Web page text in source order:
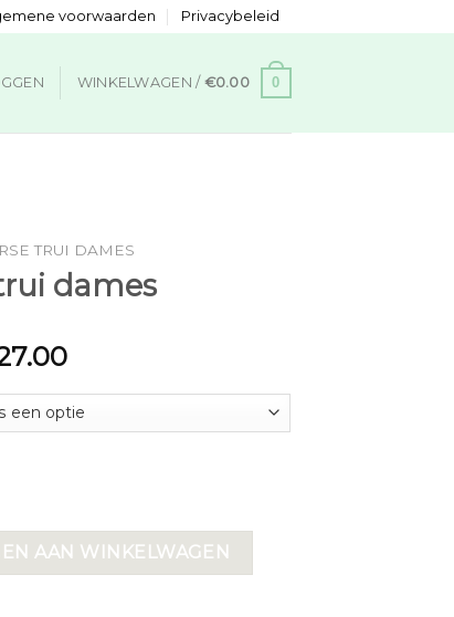
voorwaarden Privacybeleid
WINKELWAGEN / €0.00 0
TRUI DAMES
dames
aantal
AAN WINKELWAGEN